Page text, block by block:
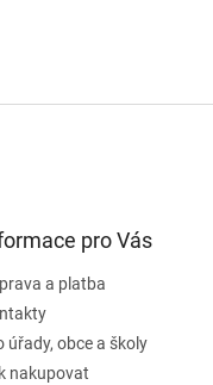
pro Vás
a platba
úřady, obce a školy
nakupovat